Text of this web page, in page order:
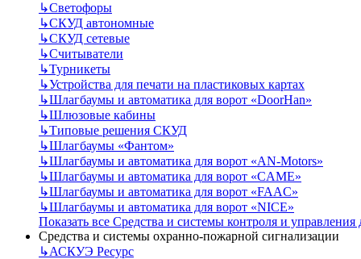
↳Светофоры
↳СКУД автономные
↳СКУД сетевые
↳Считыватели
↳Турникеты
↳Устройства для печати на пластиковых картах
↳Шлагбаумы и автоматика для ворот «DoorHan»
↳Шлюзовые кабины
↳Типовые решения СКУД
↳Шлагбаумы «Фантом»
↳Шлагбаумы и автоматика для ворот «AN-Motors»
↳Шлагбаумы и автоматика для ворот «CAME»
↳Шлагбаумы и автоматика для ворот «FAAC»
↳Шлагбаумы и автоматика для ворот «NICE»
Показать все Средства и системы контроля и управления
Средства и системы охранно-пожарной сигнализации
↳АСКУЭ Ресурс